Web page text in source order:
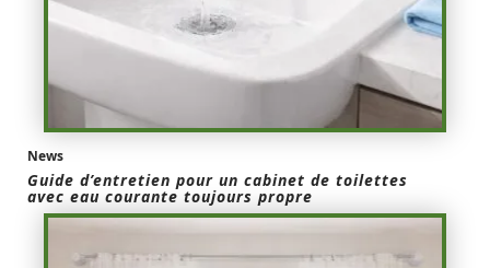
News
Guide d’entretien pour un cabinet de toilettes
avec eau courante toujours propre